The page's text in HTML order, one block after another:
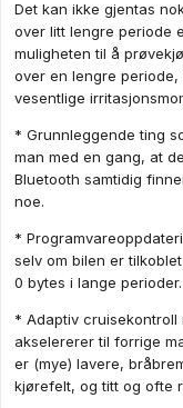
Det kan ikke gjentas
over litt lengre periode
muligheten til å
over en lengre
vesentlige
* Grunnleggende ting
man med en gang, at
Bluetooth samtidig
noe.
*
selv om bilen er
0 bytes i lange perioder.
* Adaptiv
akselererer til forrige
er (mye) lavere,
kjørefelt, og titt og ofte